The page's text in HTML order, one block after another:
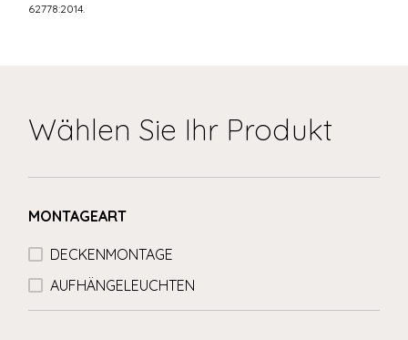
62778:2014.
Wählen Sie Ihr Produkt
MONTAGEART
DECKENMONTAGE
AUFHÄNGELEUCHTEN